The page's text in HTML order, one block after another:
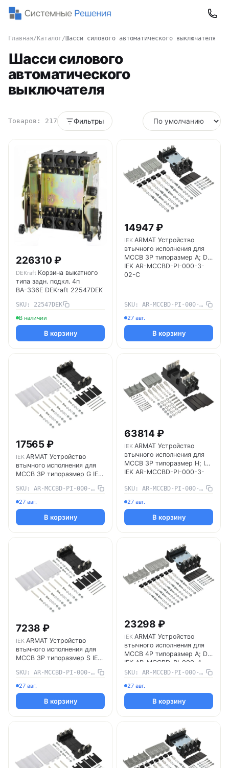
Главная/ Каталог/Шасси силового автоматического выключателя
Шасси силового
автоматического
выключателя
Товаров: 217 Фильтры
226310 ₽
DEKraft Корзина выкатного
типа задн. подкл. 4п
ВА-336E DEKraft 22547DEK
SKU: 22547DEK
В наличии
В корзину
14947 ₽
IEK ARMAT Устройство
втычного исполнения для
MCCB 3P типоразмер A; D
IEK AR-MCCBD-PI-000-3-
02-C
SKU: AR-MCCBD-PI-000-3-02-C
27 авг.
В корзину
17565 ₽
IEK ARMAT Устройство
втычного исполнения для
MCCB 3P типоразмер G IEK
SKU: AR-MCCBD-PI-000-3-04-C
27 авг.
В корзину
63814 ₽
IEK ARMAT Устройство
втычного исполнения для
MCCB 3P типоразмер H; I
IEK AR-MCCBD-PI-000-3-
06-C
SKU: AR-MCCBD-PI-000-3-06-C
27 авг.
В корзину
7238 ₽
IEK ARMAT Устройство
втычного исполнения для
MCCB 3P типоразмер S IEK
SKU: AR-MCCBD-PI-000-3-01-C
27 авг.
В корзину
23298 ₽
IEK ARMAT Устройство
втычного исполнения для
MCCB 4P типоразмер A; D
IEK AR-MCCBD-PI-000-4-
02-C
SKU: AR-MCCBD-PI-000-4-02-C
27 авг.
В корзину